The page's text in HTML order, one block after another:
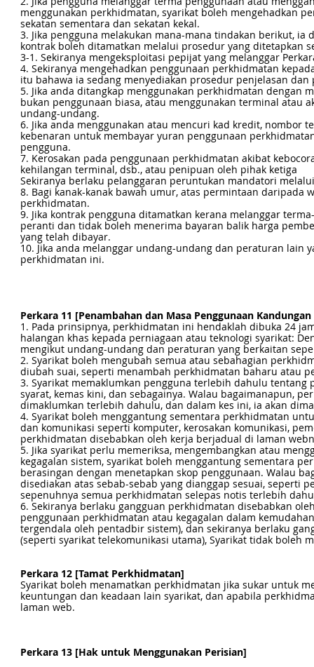
menggunakan perkhidmatan, syarikat boleh mengehadkan
sekatan sementara dan sekatan kekal.
3. Jika pengguna melakukan mana-mana tindakan berikut,
kontrak boleh ditamatkan melalui prosedur yang ditetapkan
3-1. Sekiranya mengeksploitasi pepijat yang melanggar
4. Sekiranya mengehadkan penggunaan perkhidmatan
itu bahawa ia sedang menyediakan prosedur penjelasan
5. Jika anda ditangkap menggunakan perkhidmatan dengan
bukan penggunaan biasa, atau menggunakan terminal atau
undang-undang.
6. Jika anda menggunakan atau mencuri kad kredit, nombor
kebenaran untuk membayar yuran penggunaan
pengguna.
7. Kerosakan pada penggunaan perkhidmatan akibat
kehilangan terminal, dsb., atau penipuan oleh pihak ketiga
Sekiranya berlaku pelanggaran peruntukan mandatori
8. Bagi kanak-kanak bawah umur, atas permintaan daripada
perkhidmatan.
9. Jika kontrak pengguna ditamatkan kerana melanggar
peranti dan tidak boleh menerima bayaran balik harga
yang telah dibayar.
10. Jika anda melanggar undang-undang dan peraturan lain
perkhidmatan ini.
Perkara 11 [Penambahan dan Masa Penggunaan
1. Pada prinsipnya, perkhidmatan ini hendaklah dibuka 24
halangan khas kepada perniagaan atau teknologi syarikat:
mengikut undang-undang dan peraturan yang berkaitan
2. Syarikat boleh mengubah semua atau sebahagian
diubah suai, seperti menambah perkhidmatan baharu atau
3. Syarikat memaklumkan pengguna terlebih dahulu
syarat, kemas kini, dan sebagainya. Walau bagaimanapun,
dimaklumkan terlebih dahulu, dan dalam kes ini, ia akan
4. Syarikat boleh menggantung sementara perkhidmatan
dan komunikasi seperti komputer, kerosakan komunikasi,
perkhidmatan disebabkan oleh kerja berjadual di laman
5. Jika syarikat perlu memeriksa, mengembangkan atau
kegagalan sistem, syarikat boleh menggantung sementara
berasingan dengan menetapkan skop penggunaan. Walau
disediakan atas sebab-sebab yang dianggap sesuai, seperti
sepenuhnya semua perkhidmatan selepas notis terlebih
6. Sekiranya berlaku gangguan perkhidmatan disebabkan
penggunaan perkhidmatan atau kegagalan dalam
tergendala oleh pentadbir sistem), dan sekiranya berlaku
(seperti syarikat telekomunikasi utama), Syarikat tidak boleh
Perkara 12 [Tamat Perkhidmatan]
Syarikat boleh menamatkan perkhidmatan jika sukar untuk
keuntungan dan keadaan lain syarikat, dan apabila
laman web.
Perkara 13 [Hak untuk Menggunakan Perisian]